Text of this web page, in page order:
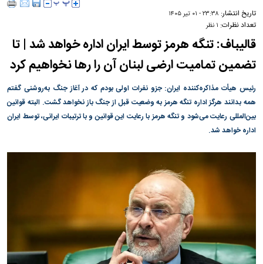
تاریخ انتشار: ۲۳:۳۸ - ۰۱ تير ۱۴۰۵
تعداد نظرات: ۱ نظر
قالیباف: تنگه هرمز توسط ایران اداره خواهد شد | تا
تضمین تمامیت ارضی لبنان آن را رها نخواهیم کرد
رئیس هیأت مذاکره‌کننده ایران: جزو نفرات اولی بودم که در آغاز جنگ به‌روشنی گفتم
همه بدانند هرگز اداره تنگه هرمز به وضعیت قبل از جنگ باز نخواهد گشت. البته قوانین
بین‌المللی رعایت می‌شود و تنگه هرمز با رعایت این قوانین و با ترتیبات ایرانی، توسط ایران
اداره خواهد شد.